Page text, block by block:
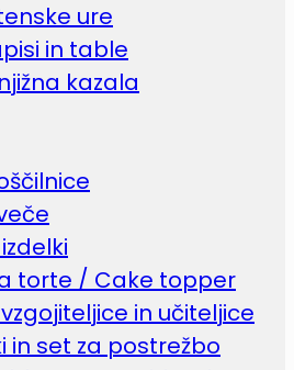
ure
in table
kazala
torte / Cake topper
in učiteljice
in set za postrežbo